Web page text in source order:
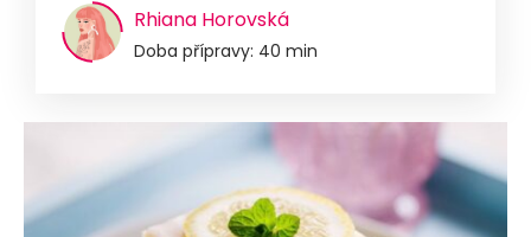
Rhiana Horovská
Doba přípravy: 40 min